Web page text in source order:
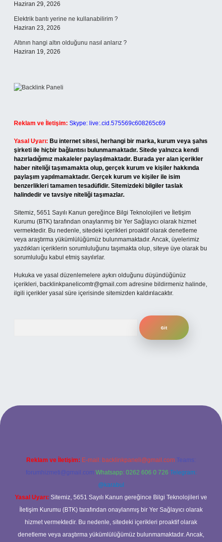
Haziran 29, 2026
Elektrik bantı yerine ne kullanabilirim ?
Haziran 23, 2026
Altının hangi altın olduğunu nasıl anlarız ?
Haziran 19, 2026
Reklam ve İletişim: Skype: live:.cid.575569c608265c69
Yasal Uyarı: Bu internet sitesi, herhangi bir marka, kurum veya şahıs
şirketi ile hiçbir bağlantısı bulunmamaktadır. Sitede yalnızca kendi
hazırladığımız makaleler paylaşılmaktadır. Burada yer alan içerikler
haber niteliği taşımamakta olup, gerçek kurum ve kişiler hakkında
paylaşım yapılmamaktadır. Gerçek kurum ve kişiler ile isim
benzerlikleri tamamen tesadüfidir. Sitemizdeki bilgiler taslak
halindedir ve tavsiye niteliği taşımazlar.
Sitemiz, 5651 Sayılı Kanun gereğince Bilgi Teknolojileri ve İletişim
Kurumu (BTK) tarafından onaylanmış bir Yer Sağlayıcı olarak hizmet
vermektedir. Bu nedenle, sitedeki içerikleri proaktif olarak denetleme
veya araştırma yükümlülüğümüz bulunmamaktadır. Ancak, üyelerimiz
yazdıkları içeriklerin sorumluluğunu taşımakta olup, siteye üye olarak bu
sorumluluğu kabul etmiş sayılırlar.
Hukuka ve yasal düzenlemelere aykırı olduğunu düşündüğünüz
içerikleri, backlinkpanelicomtr@gmail.com adresine bildirmeniz halinde,
ilgili içerikler yasal süre içerisinde sitemizden kaldırılacaktır.
bahis sitesi
Reklam ve İletişim: E-mail: backlinkpaneli@gmail.com Teams:
forumhizmeti@gmail.com Whatsapp: 0262 606 0 726 Telegram:
@karabul
Yasal Uyarı: Sitemiz, 5651 Sayılı Kanun gereğince Bilgi Teknolojileri ve
İletişim Kurumu (BTK) tarafından onaylanmış bir Yer Sağlayıcı olarak
hizmet vermektedir. Bu nedenle, sitedeki içerikleri proaktif olarak
denetleme veya araştırma yükümlülüğümüz bulunmamaktadır. Ancak,